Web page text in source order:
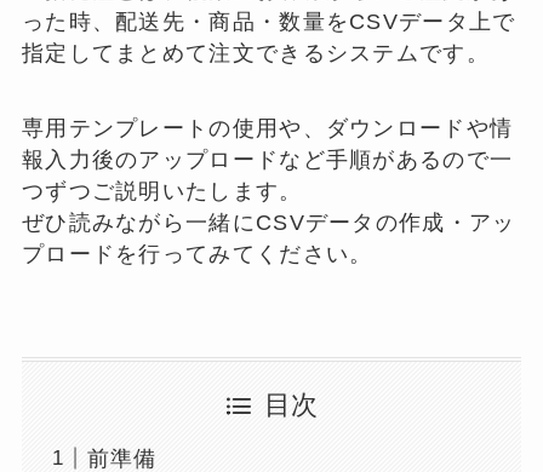
った時、配送先・商品・数量をCSVデータ上で
指定してまとめて注文できるシステムです。
専用テンプレートの使用や、ダウンロードや情
報入力後のアップロードなど手順があるので一
つずつご説明いたします。
ぜひ読みながら一緒にCSVデータの作成・アッ
プロードを行ってみてください。
目次
前準備